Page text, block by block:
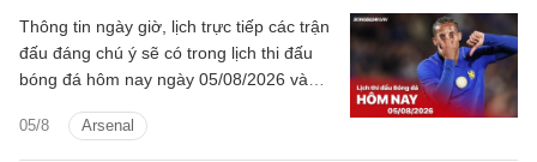
05/8 Arsenal
Thông tin ngày giờ, lịch trực tiếp các trận
đấu đáng chú ý sẽ có trong lịch thi đấu
bóng đá hôm nay ngày 05/08/2026 và
tiếp.